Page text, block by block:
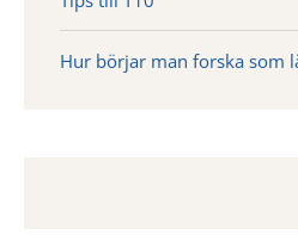
Hur börjar man forska som